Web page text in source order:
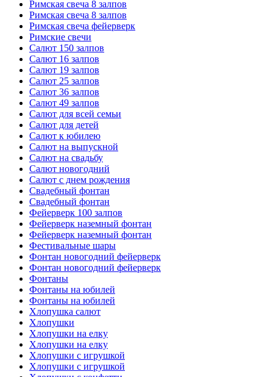
Римская свеча 8 залпов
Римская свеча 8 залпов
Римская свеча фейерверк
Римские свечи
Салют 150 залпов
Салют 16 залпов
Салют 19 залпов
Салют 25 залпов
Салют 36 залпов
Салют 49 залпов
Салют для всей семьи
Салют для детей
Салют к юбилею
Салют на выпускной
Салют на свадьбу
Салют новогодний
Салют с днем рождения
Свадебный фонтан
Свадебный фонтан
Фейерверк 100 залпов
Фейерверк наземный фонтан
Фейерверк наземный фонтан
Фестивальные шары
Фонтан новогодний фейерверк
Фонтан новогодний фейерверк
Фонтаны
Фонтаны на юбилей
Фонтаны на юбилей
Хлопушка салют
Хлопушки
Хлопушки на елку
Хлопушки на елку
Хлопушки с игрушкой
Хлопушки с игрушкой